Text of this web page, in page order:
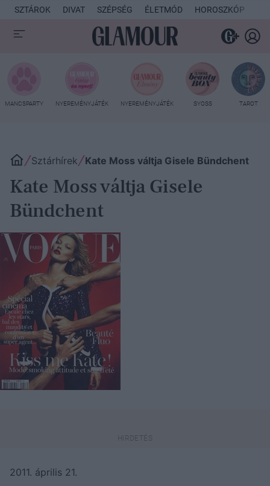
SZTÁROK DIVAT SZÉPSÉG ÉLETMÓD HOROSZKÓP
MANCSPARTY NYEREMÉNYJÁTÉK NYEREMÉNYJÁTÉK SYOSS TAROT
Sztárhírek Kate Moss váltja Gisele Bündchent
Kate Moss váltja Gisele
Bündchent
2011. április 21.